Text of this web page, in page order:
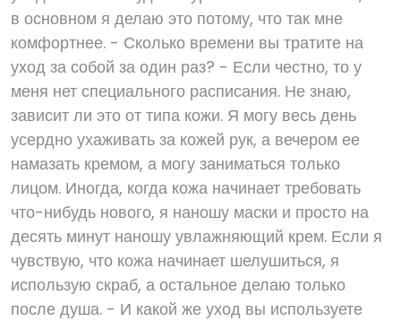
в основном я делаю это потому, что так мне
комфортнее. - Сколько времени вы тратите на
уход за собой за один раз? - Если честно, то у
меня нет специального расписания. Не знаю,
зависит ли это от типа кожи. Я могу весь день
усердно ухаживать за кожей рук, а вечером ее
намазать кремом, а могу заниматься только
лицом. Иногда, когда кожа начинает требовать
что-нибудь нового, я наношу маски и просто на
десять минут наношу увлажняющий крем. Если я
чувствую, что кожа начинает шелушиться, я
использую скраб, а остальное делаю только
после душа. - И какой же уход вы используете